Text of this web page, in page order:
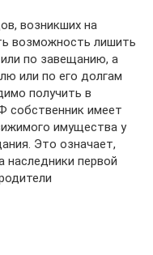
возникших на
возможность лишить
по завещанию, а
или по его долгам
получить в
собственник имеет
имущества у
Это означает,
наследники первой